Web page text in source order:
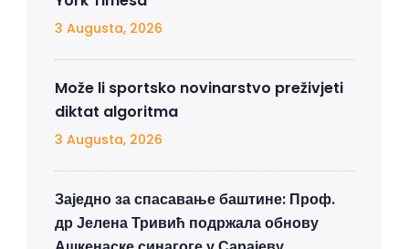
3 Augusta, 2026
Može li sportsko novinarstvo preživjeti
diktat algoritma
3 Augusta, 2026
Заједно за спасавање баштине: Проф.
др Јелена Тривић подржала обнову